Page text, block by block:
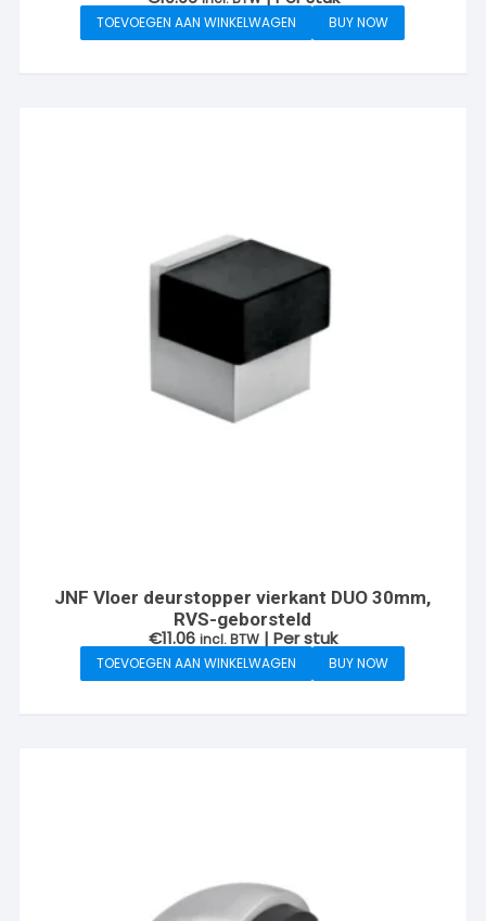
TOEVOEGEN AAN WINKELWAGEN BUY NOW
JNF Vloer deurstopper vierkant DUO 30mm,
RVS-geborsteld
€11.06 incl. BTW | Per stuk
TOEVOEGEN AAN WINKELWAGEN BUY NOW